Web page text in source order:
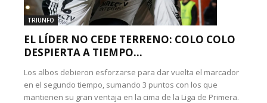
TRIUNFO
EL LÍDER NO CEDE TERRENO: COLO COLO
DESPIERTA A TIEMPO...
Los albos debieron esforzarse para dar vuelta el marcador
en el segundo tiempo, sumando 3 puntos con los que
mantienen su gran ventaja en la cima de la Liga de Primera.